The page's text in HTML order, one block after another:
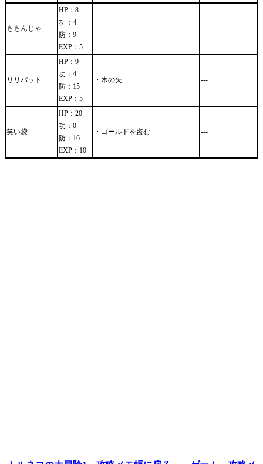
ももんじゃ
HP：8
功：4
防：9
EXP：5
--- ---
リリパット
HP：9
功：4
防：15
EXP：5
・木の矢 ---
笑い袋
HP：20
功：0
防：16
EXP：10
・ゴールドを盗む ---